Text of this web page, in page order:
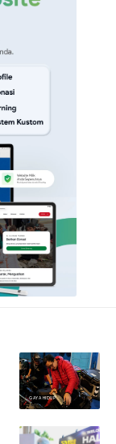
GAYA HIDUP